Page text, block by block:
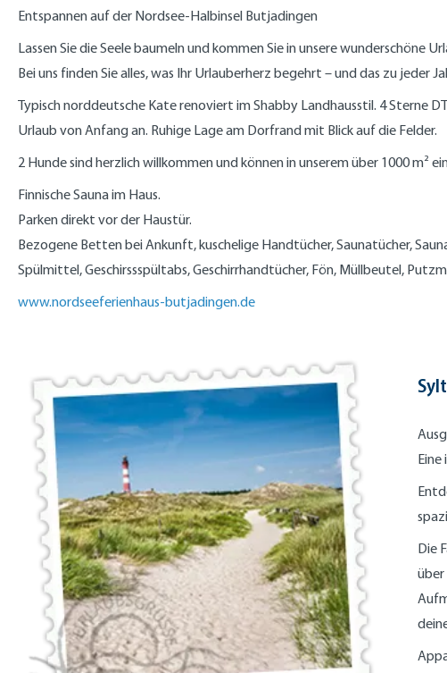
Entspannen auf der Nordsee-Halbinsel Butjadingen
Lassen Sie die Seele baumeln und kommen Sie in unsere wunderschöne
Bei uns finden Sie alles, was Ihr Urlauberherz begehrt – und das zu jeder
Typisch norddeutsche Kate renoviert im Shabby Landhausstil. 4 Sterne
Urlaub von Anfang an. Ruhige Lage am Dorfrand mit Blick auf die Felder.
2 Hunde sind herzlich willkommen und können in unserem über 1000 m²
Finnische Sauna im Haus.
Parken direkt vor der Haustür.
Bezogene Betten bei Ankunft, kuschelige Handtücher, Saunatücher,
Spülmittel, Geschirssspültabs, Geschirrhandtücher, Fön, Müllbeutel,
www.nordseeferienhaus-butjadingen.de
Die
über